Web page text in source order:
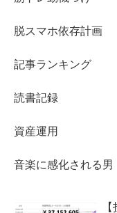
脱スマホ依存計画
記事ランキング
読書記録
資産運用
音楽に感化される男